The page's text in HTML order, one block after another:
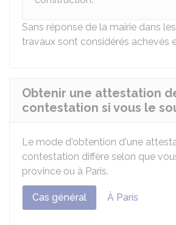
Sans réponse de la mairie dans
travaux sont considérés achevés
Obtenir une attestation
contestation si vous le
Le mode d'obtention d'une
contestation diffère selon que
province ou à Paris.
Cas général À Paris